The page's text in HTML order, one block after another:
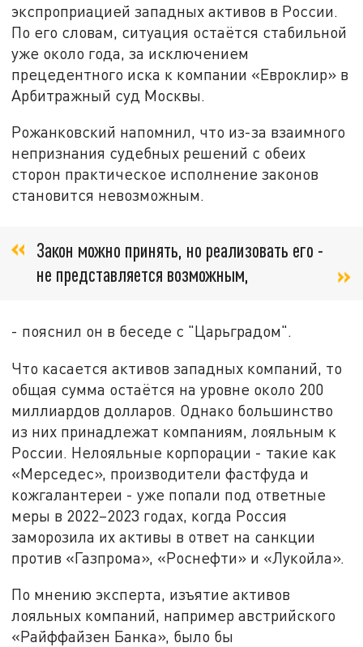
экспроприацией западных активов в России.
По его словам, ситуация остаётся стабильной
уже около года, за исключением
прецедентного иска к компании «Евроклир» в
Арбитражный суд Москвы.
Рожанковский напомнил, что из-за взаимного
непризнания судебных решений с обеих
сторон практическое исполнение законов
становится невозможным.
Закон можно принять, но реализовать его -
не представляется возможным,
- пояснил он в беседе с "Царьградом".
Что касается активов западных компаний, то
общая сумма остаётся на уровне около 200
миллиардов долларов. Однако большинство
из них принадлежат компаниям, лояльным к
России. Нелояльные корпорации - такие как
«Мерседес», производители фастфуда и
кожгалантереи - уже попали под ответные
меры в 2022–2023 годах, когда Россия
заморозила их активы в ответ на санкции
против «Газпрома», «Роснефти» и «Лукойла».
По мнению эксперта, изъятие активов
лояльных компаний, например австрийского
«Райффайзен Банка», было бы